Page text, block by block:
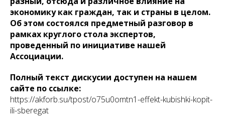
экономику как граждан, так и страны в целом.
Об этом состоялся предметный разговор в
рамках круглого стола экспертов,
проведенный по инициативе нашей
Ассоциации.
Полный текст дискусии доступен на нашем
сайте по ссылке:
https://akforb.su/tpost/o75u0omtn1-effekt-kubishki-kopit-
ili-sberegat